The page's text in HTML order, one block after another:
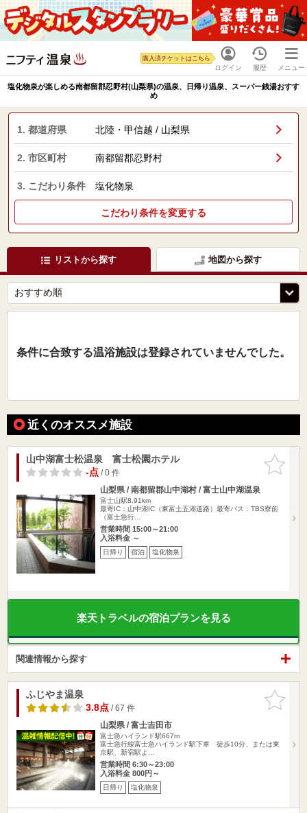
ログイン
購入済チケットはこちら
履歴 メニュー
塩化物泉が楽しめる南都留郡忍野村(山梨県)の温泉、日帰り温泉、スーパー銭湯おすす
め
1. 都道府県 北陸・甲信越 / 山梨県
2. 市区町村 南都留郡忍野村
3. こだわり条件 塩化物泉
こだわり条件を変更する
リストから探す 地図から探す
条件に合致する温浴施設は登録されていませんでした。
近くのオススメ施設
お気に入
りに追加
山中湖富士松温泉 富士松園ホテル
-点/ 0 件
山梨県 / 南都留郡山中湖村 / 富士山中湖温泉
富士山駅8.91km
最寄IC：山中湖IC（東富士五湖道路）最寄バス：TBS寮前
（富士急行…
営業時間 15:00～21:00
入浴料金 ～
日帰り 宿泊 塩化物泉
楽天トラベルの宿泊プランを見る
関連情報から探す
お気に入
りに追加
ふじやま温泉
3.8点/ 67 件
山梨県 / 富士吉田市
富士急ハイランド駅667m
富士急行線富士急ハイランド駅下車 徒歩10分、または東
京駅、新宿駅よ…
営業時間 6:30～23:00
入浴料金 800円～
日帰り 塩化物泉